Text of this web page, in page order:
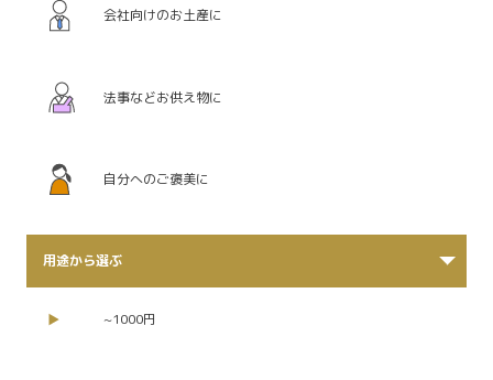
会社向けのお土産に
法事などお供え物に
自分へのご褒美に
用途から選ぶ
~1000円